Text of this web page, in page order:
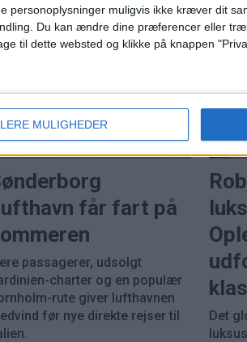
personoplysninger muligvis ikke kræver dit
Du kan ændre dine præferencer eller
til dette websted og klikke på knappen
MULIGHEDER
får fart på
passagerer, udsolgt
charter og en populær
rute giver lufthavnen
før nye direkte rejser til
Det